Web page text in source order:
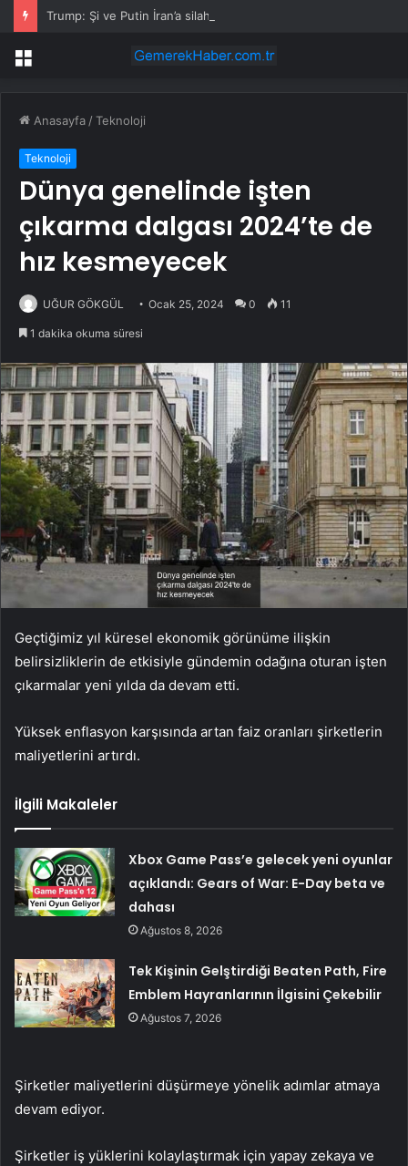
Trump: Şi ve Putin İran’a silah satmayacaklarını söyledi
Menü
Anasayfa /Teknoloji
Teknoloji
Dünya genelinde işten
çıkarma dalgası 2024’te de
hız kesmeyecek
UĞUR GÖKGÜL Ocak 25, 2024 0 11
1 dakika okuma süresi
Geçtiğimiz yıl küresel ekonomik görünüme ilişkin
belirsizliklerin de etkisiyle gündemin odağına oturan işten
çıkarmalar yeni yılda da devam etti.
Yüksek enflasyon karşısında artan faiz oranları şirketlerin
maliyetlerini artırdı.
İlgili Makaleler
Xbox Game Pass’e gelecek yeni oyunlar
açıklandı: Gears of War: E-Day beta ve
dahası
Ağustos 8, 2026
Tek Kişinin Gelştirdiği Beaten Path, Fire
Emblem Hayranlarının İlgisini Çekebilir
Ağustos 7, 2026
Şirketler maliyetlerini düşürmeye yönelik adımlar atmaya
devam ediyor.
Şirketler iş yüklerini kolaylaştırmak için yapay zekaya ve